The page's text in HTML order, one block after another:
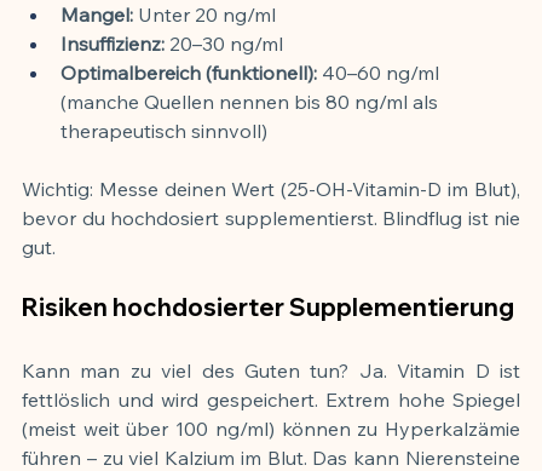
Mangel: Unter 20 ng/ml
Insuffizienz: 20–30 ng/ml
Optimalbereich (funktionell): 40–60 ng/ml
(manche Quellen nennen bis 80 ng/ml als
therapeutisch sinnvoll)
Wichtig: Messe deinen Wert (25-OH-Vitamin-D im Blut),
bevor du hochdosiert supplementierst. Blindflug ist nie
gut.
Risiken hochdosierter Supplementierung
Kann man zu viel des Guten tun? Ja. Vitamin D ist
fettlöslich und wird gespeichert. Extrem hohe Spiegel
(meist weit über 100 ng/ml) können zu Hyperkalzämie
führen – zu viel Kalzium im Blut. Das kann Nierensteine